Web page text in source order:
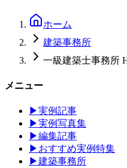
ホーム
建築事務所
一級建築士事務所
メニュー
▶実例記事
▶実例写真集
▶編集記事
▶ おすすめ実例特集
▶建築事務所